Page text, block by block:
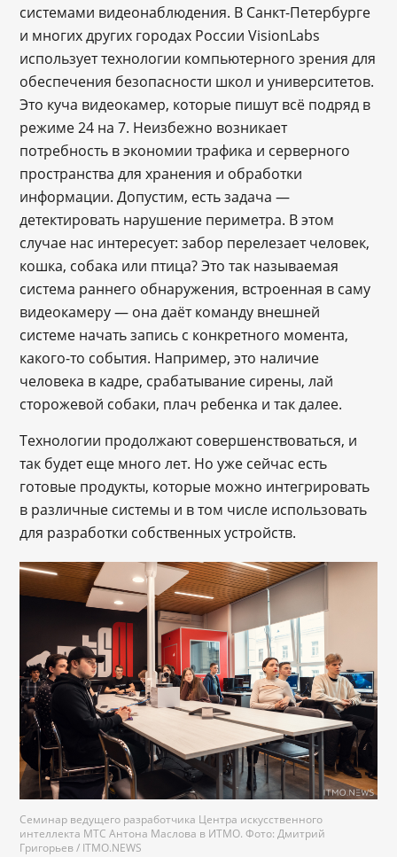
системами видеонаблюдения. В Санкт-Петербурге
и многих других городах России VisionLabs
использует технологии компьютерного зрения для
обеспечения безопасности школ и университетов.
Это куча видеокамер, которые пишут всё подряд в
режиме 24 на 7. Неизбежно возникает
потребность в экономии трафика и серверного
пространства для хранения и обработки
информации. Допустим, есть задача —
детектировать нарушение периметра. В этом
случае нас интересует: забор перелезает человек,
кошка, собака или птица? Это так называемая
система раннего обнаружения, встроенная в саму
видеокамеру — она даёт команду внешней
системе начать запись с конкретного момента,
какого-то события. Например, это наличие
человека в кадре, срабатывание сирены, лай
сторожевой собаки, плач ребенка и так далее.
Технологии продолжают совершенствоваться, и
так будет еще много лет. Но уже сейчас есть
готовые продукты, которые можно интегрировать
в различные системы и в том числе использовать
для разработки собственных устройств.
Семинар ведущего разработчика Центра искусственного
интеллекта МТС Антона Маслова в ИТМО. Фото: Дмитрий
Григорьев / ITMO.NEWS